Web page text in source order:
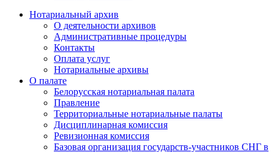
Нотариальный архив
О деятельности архивов
Административные процедуры
Контакты
Оплата услуг
Нотариальные архивы
О палате
Белорусская нотариальная палата
Правление
Территориальные нотариальные палаты
Дисциплинарная комиссия
Ревизионная комиссия
Базовая организация государств-участников СНГ в